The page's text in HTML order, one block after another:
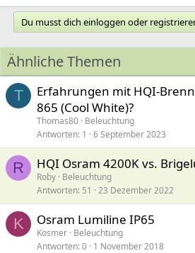
Du musst dich einloggen oder
Ähnliche Themen
T
Erfahrungen mit HQI-
865 (Cool White)?
Thomas80 Beleuchtung
Antworten 1 6 September 2023
R HQI Osram 4200K vs.
Roby Beleuchtung
Antworten 51 23 Dezember 2022
K Osram Lumiline IP65
Kosmer Beleuchtung
Antworten 0 1 November 2018